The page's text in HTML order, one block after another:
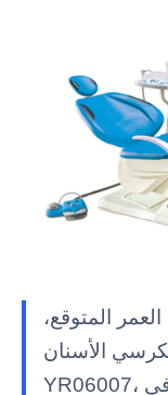
المتوقع،
الأسنان
YR06007، لضمان الأداء الأمثل وطول العمر في